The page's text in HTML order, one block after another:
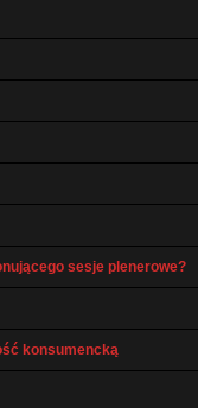
sesje plenerowe?
konsumencką